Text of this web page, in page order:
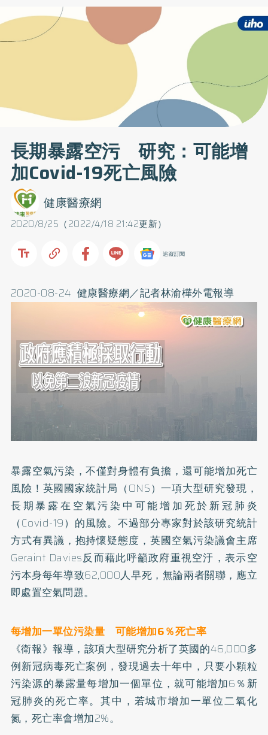
長期暴露空污 研究：可能增
加Covid-19死亡風險
2020/8/25（2022/4/18 21:42更新）
健康醫療網
追蹤訂閱
2020-08-24 健康醫療網／記者林渝樺外電報導
暴露空氣污染，不僅對身體有負擔，還可能增加死亡
風險！英國國家統計局（ONS）一項大型研究發現，
長期暴露在空氣污染中可能增加死於新冠肺炎
（Covid-19）的風險。不過部分專家對於該研究統計
方式有異議，抱持懷疑態度，英國空氣污染議會主席
Geraint Davies反而藉此呼籲政府重視空汙，表示空
污本身每年導致62,000人早死，無論兩者關聯，應立
即處置空氣問題。
每增加一單位污染量 可能增加6％死亡率
《衛報》報導，該項大型研究分析了英國的46,000多
例新冠病毒死亡案例，發現過去十年中，只要小顆粒
污染源的暴露量每增加一個單位，就可能增加6％新
冠肺炎的死亡率。其中，若城市增加一單位二氧化
氮，死亡率會增加2%。